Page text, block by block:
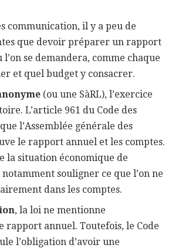
communication, il y a peu de
que devoir préparer un rapport
se demandera, comme chaque
et quel budget y consacrer.
(ou une SàRL), l’exercice
L’article 961 du Code des
l’Assemblée générale des
le rapport annuel et les comptes.
la situation économique de
souligner ce que l’on ne
dans les comptes.
, la loi ne mentionne
rapport annuel. Toutefois, le Code
l’obligation d’avoir une